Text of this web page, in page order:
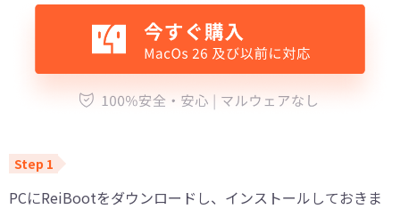
PCにReiBootをダウンロードし、インストールしておきま